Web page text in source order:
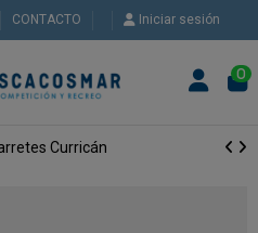
CONTACTO Iniciar sesión
0
Curricán